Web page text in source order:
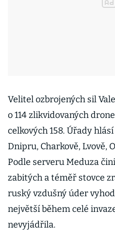
Velitel ozbrojených sil
o 114 zlikvidovaných
celkových 158. Úřady
Dnipru, Charkově, Lvově,
Podle serveru Meduza
zabitých a téměř stovce
ruský vzdušný úder
největší během celé
nevyjádřila.